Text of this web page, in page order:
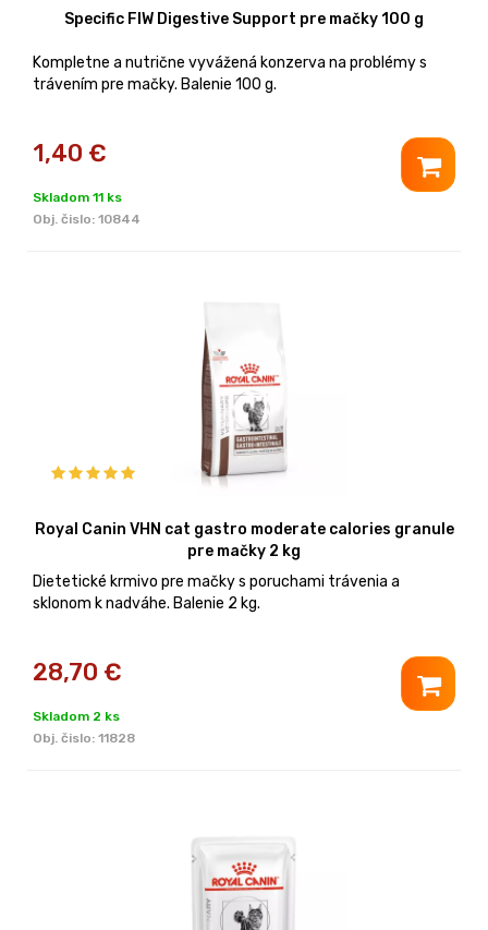
Specific FIW Digestive Support pre mačky 100 g
Kompletne a nutrične vyvážená konzerva na problémy s
trávením pre mačky. Balenie 100 g.
1,40 €
Skladom 11 ks
Obj. čislo: 10844
Royal Canin VHN cat gastro moderate calories granule
pre mačky 2 kg
Dietetické krmivo pre mačky s poruchami trávenia a
sklonom k nadváhe. Balenie 2 kg.
28,70 €
Skladom 2 ks
Obj. čislo: 11828